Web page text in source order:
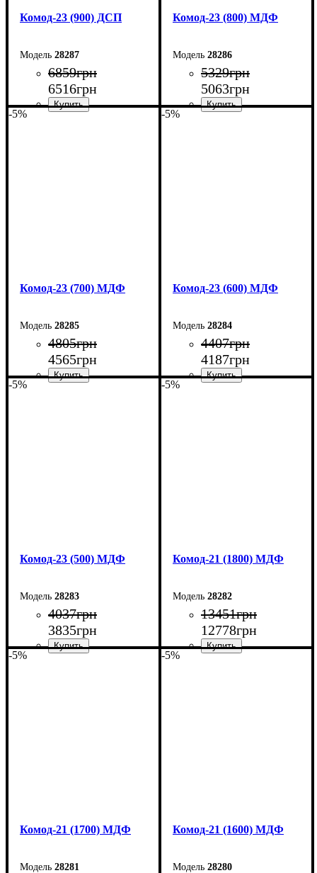
Комод-23 (900) ДСП
28287
6859грн
6516грн
Комод-23 (800) МДФ
28286
5329грн
5063грн
-5%
Комод-23 (700) МДФ
28285
4805грн
4565грн
-5%
Комод-23 (600) МДФ
28284
4407грн
4187грн
-5%
Комод-23 (500) МДФ
28283
4037грн
3835грн
-5%
Комод-21 (1800) МДФ
28282
13451грн
12778грн
-5%
Комод-21 (1700) МДФ
28281
-5%
Комод-21 (1600) МДФ
28280